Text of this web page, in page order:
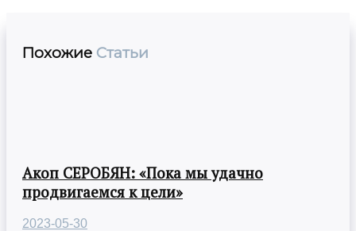
Похожие Статьи
Акоп СЕРОБЯН: «Пока мы удачно
продвигаемся к цели»
2023-05-30